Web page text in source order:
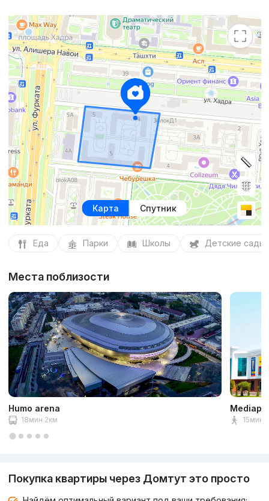
Карта Спутник
Еда Парки Школы Детские сады
Места поблизости
Humo arena
18мин 2км 15мин
Покупка квартиры через Домтут это просто